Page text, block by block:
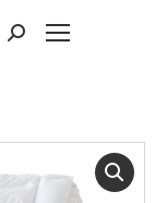
Suchen: